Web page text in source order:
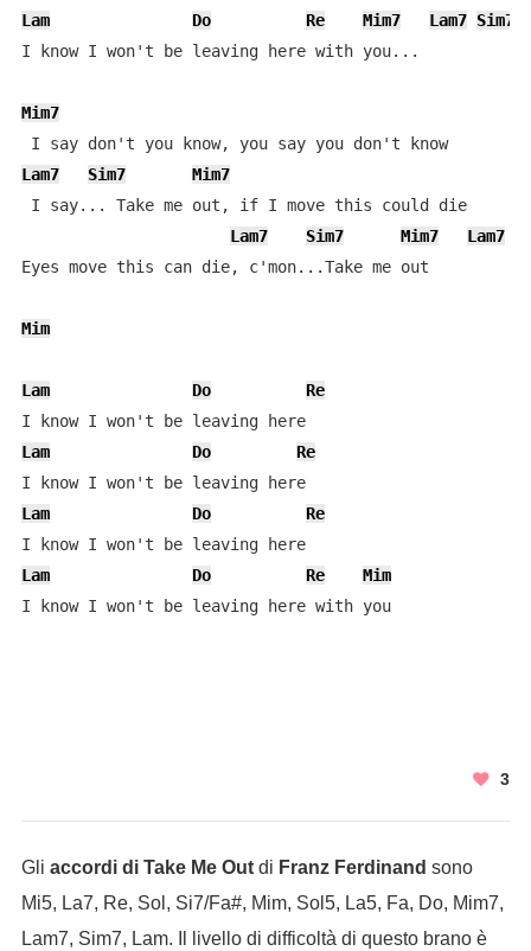
Lam
Do Re Mim7 Lam7 Sim7
I know I won't be leaving here with you...
Mim7
I say don't you know, you say you don't know
Lam7
Sim7
Mim7
I say... Take me out, if I move this could die
Lam7
Sim7 Mim7 Lam7
Eyes move this can die, c'mon...Take me out
Mim
Lam Do
Re
I know I won't be leaving here
Lam
Do
Re
I know I won't be leaving here
Lam
Do
Re
I know I won't be leaving here
Lam
Do Re
Mim
I know I won't be leaving here with you
3
Gli accordi di Take Me Outdi Franz Ferdinand sono
Mi5, La7, Re, Sol, Si7/Fa#, Mim, Sol5, La5, Fa, Do, Mim7,
Lam7, Sim7, Lam. Il livello di difficoltà di questo brano è